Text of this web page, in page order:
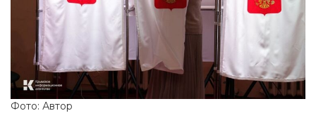
Фото: Автор